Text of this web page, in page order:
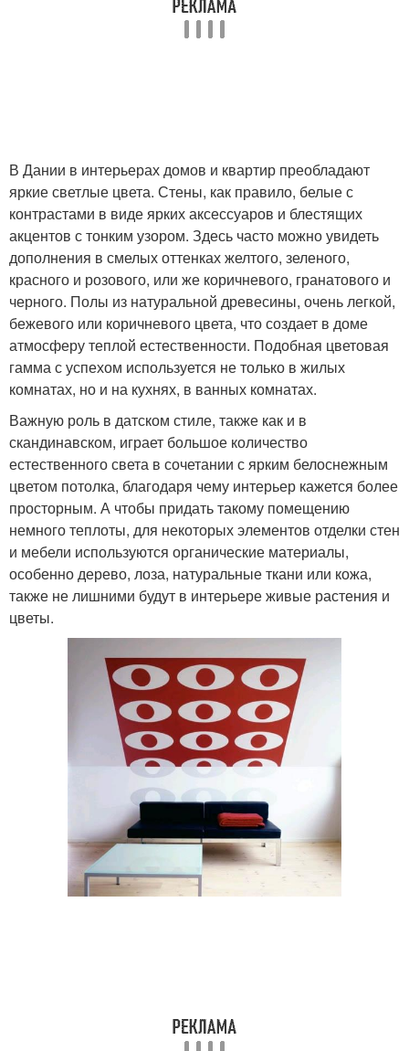
В Дании в интерьерах домов и квартир преобладают
яркие светлые цвета. Стены, как правило, белые с
контрастами в виде ярких аксессуаров и блестящих
акцентов с тонким узором. Здесь часто можно увидеть
дополнения в смелых оттенках желтого, зеленого,
красного и розового, или же коричневого, гранатового и
черного. Полы из натуральной древесины, очень легкой,
бежевого или коричневого цвета, что создает в доме
атмосферу теплой естественности. Подобная цветовая
гамма с успехом используется не только в жилых
комнатах, но и на кухнях, в ванных комнатах.
Важную роль в датском стиле, также как и в
скандинавском, играет большое количество
естественного света в сочетании с ярким белоснежным
цветом потолка, благодаря чему интерьер кажется более
просторным. А чтобы придать такому помещению
немного теплоты, для некоторых элементов отделки стен
и мебели используются органические материалы,
особенно дерево, лоза, натуральные ткани или кожа,
также не лишними будут в интерьере живые растения и
цветы.